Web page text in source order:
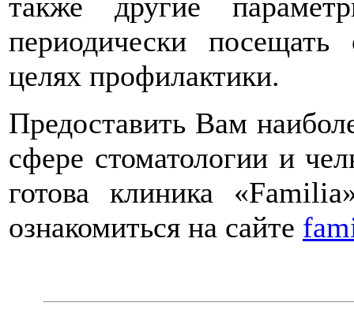
периодически посещать
целях профилактики.
Предоставить Вам
сфере стоматологии и
готова клиника
ознакомиться на сайте